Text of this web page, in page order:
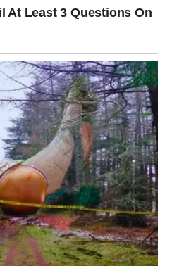
se veoma isplativom.